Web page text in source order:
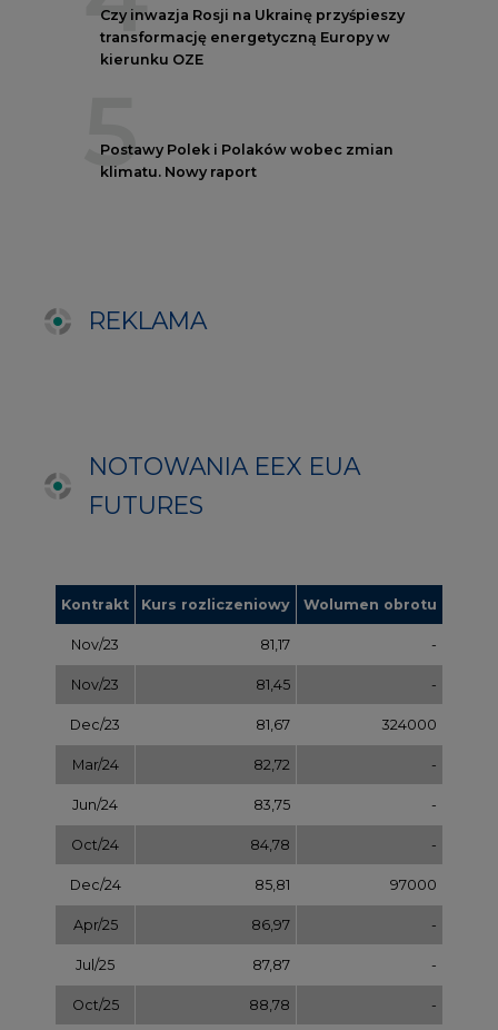
FUTURES
Nov/23
Jun/24 83,75
Oct/24
Apr/25 86,97 -
Jul/25 87,87 -
Oct/25 88,78 -
Dec/25 89,70 -
Mar/26 90,68 -
Jul/26 91,65 -
Sep/26 92,63 -
Dec/26 93,60 -
Dec/27 97,58 -
Dec/28 101,56 -
Dec/29 105,54 -